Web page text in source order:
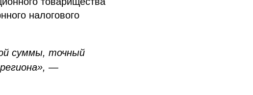
налогового
суммы, точный
—